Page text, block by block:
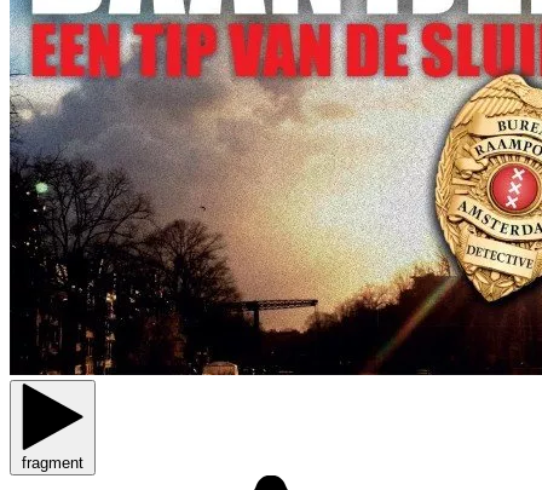
fragment